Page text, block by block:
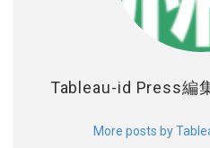
Tableau-id Press編
More posts by